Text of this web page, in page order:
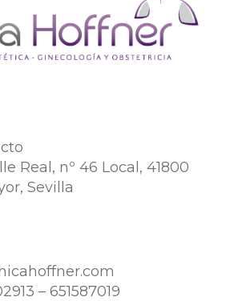
Real, nº 46 Local, 41800
Sevilla
– 651587019